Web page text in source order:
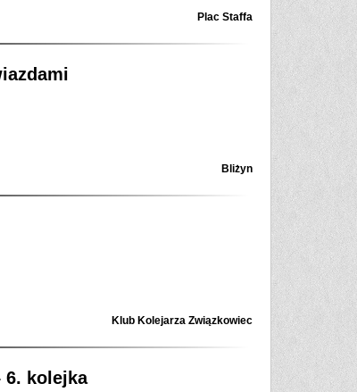
Plac Staffa
Bliżyn
Klub Kolejarza Związkowiec
6. kolejka